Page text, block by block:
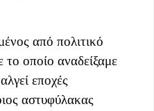
από πολιτικό
το οποίο αναδείξαμε
εποχές
αστυφύλακας